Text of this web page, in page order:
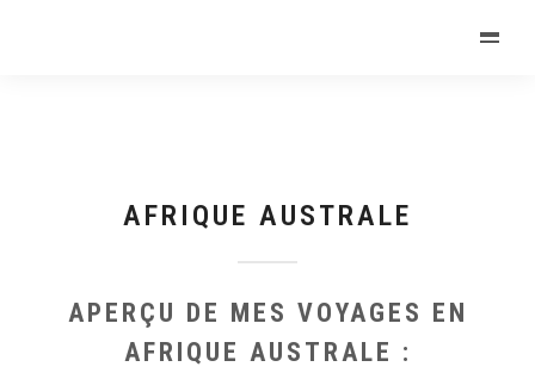
AFRIQUE AUSTRALE
APERÇU DE MES VOYAGES EN
AFRIQUE AUSTRALE :